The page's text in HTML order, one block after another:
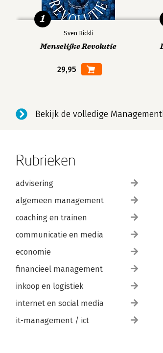
Sven Rickli
Menselijke Revolutie
29,95
1
Bekijk de volledige
Rubrieken
advisering
algemeen management
coaching en trainen
communicatie en media
economie
financieel management
inkoop en logistiek
internet en social media
it-management / ict